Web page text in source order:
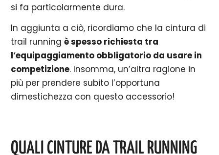
si fa particolarmente dura.
In aggiunta a ciò, ricordiamo che la cintura di
trail runningè spesso richiesta tra
l’equipaggiamento obbligatorio da usare in
competizione. Insomma, un’altra ragione in
più per prendere subito l’opportuna
dimestichezza con questo accessorio!
QUALI CINTURE DA TRAIL RUNNING